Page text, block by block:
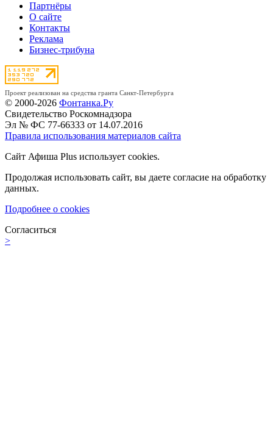
Партнёры
О сайте
Контакты
Реклама
Бизнес-трибуна
Проект реализован на средства гранта Санкт-Петербурга
© 2000-2026 Фонтанка.Ру
Свидетельство Роскомнадзора
Эл № ФС 77-66333 от 14.07.2016
Правила использования материалов сайта
Сайт Афиша Plus использует cookies.
Продолжая использовать сайт, вы даете согласие на обработку
данных.
Подробнее о cookies
Согласиться
>